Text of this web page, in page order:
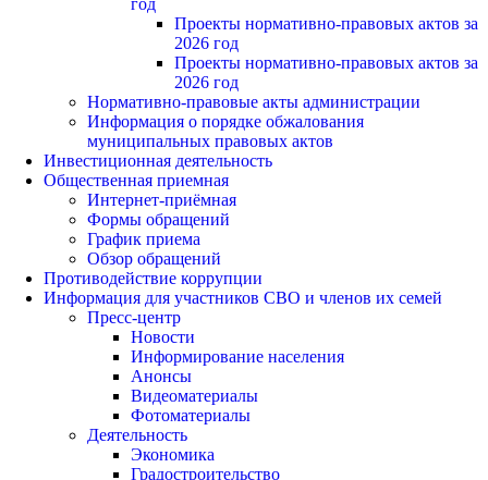
Проекты нормативно-правовых актов за
2026 год
Проекты нормативно-правовых актов за
2026 год
Нормативно-правовые акты администрации
Информация о порядке обжалования
муниципальных правовых актов
Инвестиционная деятельность
Общественная приемная
Интернет-приёмная
Формы обращений
График приема
Обзор обращений
Противодействие коррупции
Информация для участников СВО и членов их семей
Пресс-центр
Новости
Информирование населения
Анонсы
Видеоматериалы
Фотоматериалы
Деятельность
Экономика
Градостроительство